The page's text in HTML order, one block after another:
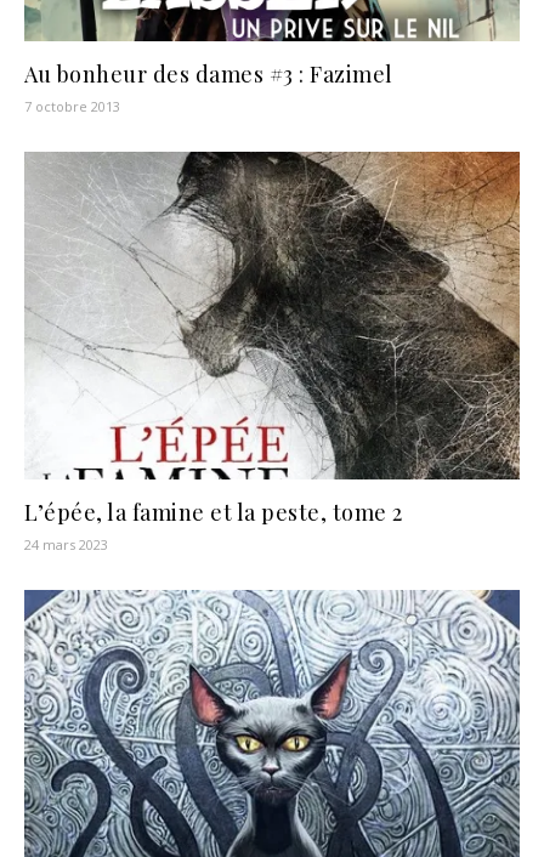
Au bonheur des dames #3 : Fazimel
7 octobre 2013
L’épée, la famine et la peste, tome 2
24 mars 2023